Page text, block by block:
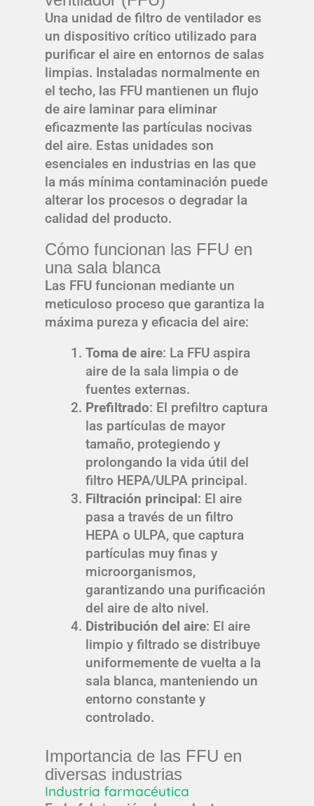
Una unidad de filtro de ventilador es
un dispositivo crítico utilizado para
purificar el aire en entornos de salas
limpias. Instaladas normalmente en
el techo, las FFU mantienen un flujo
de aire laminar para eliminar
eficazmente las partículas nocivas
del aire. Estas unidades son
esenciales en industrias en las que
la más mínima contaminación puede
alterar los procesos o degradar la
calidad del producto.
Cómo funcionan las FFU en
una sala blanca
Las FFU funcionan mediante un
meticuloso proceso que garantiza la
máxima pureza y eficacia del aire:
Toma de aire: La FFU aspira
aire de la sala limpia o de
fuentes externas.
Prefiltrado: El prefiltro captura
las partículas de mayor
tamaño, protegiendo y
prolongando la vida útil del
filtro HEPA/ULPA principal.
Filtración principal: El aire
pasa a través de un filtro
HEPA o ULPA, que captura
partículas muy finas y
microorganismos,
garantizando una purificación
del aire de alto nivel.
Distribución del aire: El aire
limpio y filtrado se distribuye
uniformemente de vuelta a la
sala blanca, manteniendo un
entorno constante y
controlado.
Importancia de las FFU en
diversas industrias
Industria farmacéutica